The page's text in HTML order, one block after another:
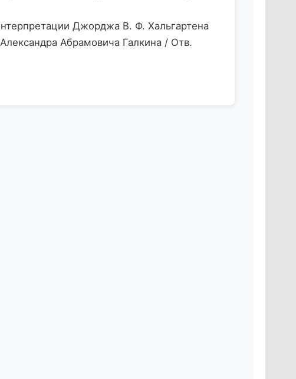
Джорджа В. Ф. Хальгартена
Абрамовича Галкина / Отв.